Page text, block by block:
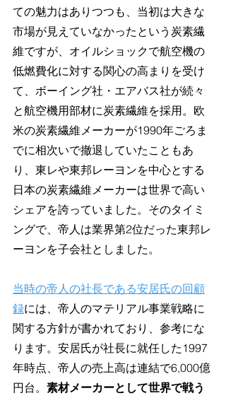
ての魅力はありつつも、当初は大きな
市場が見えていなかったという炭素繊
維ですが、オイルショックで航空機の
低燃費化に対する関心の高まりを受け
て、ボーイング社・エアバス社が続々
と航空機用部材に炭素繊維を採用。欧
米の炭素繊維メーカーが1990年ごろま
でに相次いで撤退していたこともあ
り、東レや東邦レーヨンを中心とする
日本の炭素繊維メーカーは世界で高い
シェアを誇っていました。そのタイミ
ングで、帝人は業界第2位だった東邦レ
ーヨンを子会社としました。
当時の帝人の社長である安居氏の回顧
録には、帝人のマテリアル事業戦略に
関する方針が書かれており、参考にな
ります。安居氏が社長に就任した1997
年時点、帝人の売上高は連結で6,000億
円台。 素材メーカーとして世界で戦う